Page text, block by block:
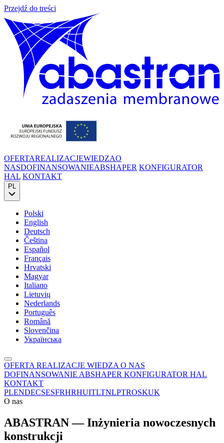
Przejdź do treści
OFERTAREALIZACJEWIEDZAO
NASDOFINANSOWANIEABSHAPER KONFIGURATOR
HAL KONTAKT
PL
Polski
English
Deutsch
Čeština
Español
Français
Hrvatski
Magyar
Italiano
Lietuvių
Nederlands
Português
Română
Slovenčina
Українська
OFERTA REALIZACJE WIEDZA O NAS
DOFINANSOWANIE ABSHAPER KONFIGURATOR HAL
KONTAKT
PLENDECSESFRHRHUITLTNLPTROSKUK
O nas
ABASTRAN — Inżynieria nowoczesnych
konstrukcji